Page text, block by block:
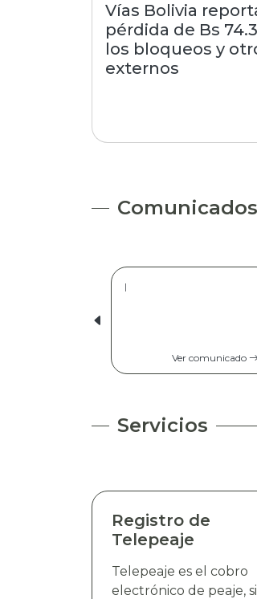
Vías Bolivia
pérdida de Bs
los bloqueos y
externos
Comunicados
|
Ver comunicado
Servicios
Registro de
Telepeaje
Telepeaje es el cobro
electrónico de peaje, sin